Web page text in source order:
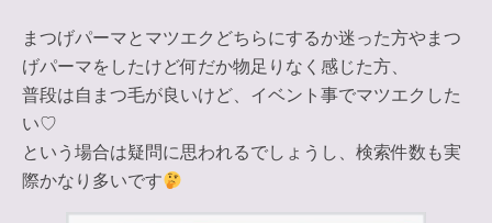
まつげパーマとマツエクどちらにするか迷った方やまつ
げパーマをしたけど何だか物足りなく感じた方、
普段は自まつ毛が良いけど、イベント事でマツエクした
い♡
という場合は疑問に思われるでしょうし、検索件数も実
際かなり多いです